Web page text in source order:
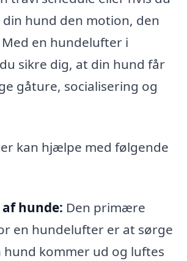
din hund den motion, den
en hundelufter i
sikre dig, at din hund får
gåture, socialisering og
kan hjælpe med følgende
hunde: Den primære
en hundelufter er at sørge
hund kommer ud og luftes